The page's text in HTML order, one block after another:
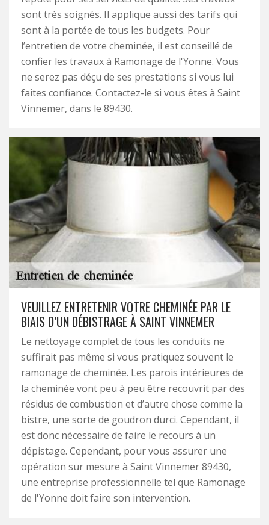
sont très soignés. Il applique aussi des tarifs qui
sont à la portée de tous les budgets. Pour
l’entretien de votre cheminée, il est conseillé de
confier les travaux à Ramonage de l'Yonne. Vous
ne serez pas déçu de ses prestations si vous lui
faites confiance. Contactez-le si vous êtes à Saint
Vinnemer, dans le 89430.
VEUILLEZ ENTRETENIR VOTRE CHEMINÉE PAR LE
BIAIS D’UN DÉBISTRAGE À SAINT VINNEMER
Le nettoyage complet de tous les conduits ne
suffirait pas même si vous pratiquez souvent le
ramonage de cheminée. Les parois intérieures de
la cheminée vont peu à peu être recouvrit par des
résidus de combustion et d’autre chose comme la
bistre, une sorte de goudron durci. Cependant, il
est donc nécessaire de faire le recours à un
dépistage. Cependant, pour vous assurer une
opération sur mesure à Saint Vinnemer 89430,
une entreprise professionnelle tel que Ramonage
de l'Yonne doit faire son intervention.